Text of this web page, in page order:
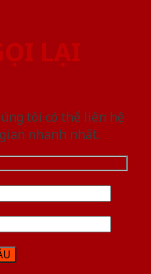
LẠI
tôi có thể liên hệ
nhanh nhất.